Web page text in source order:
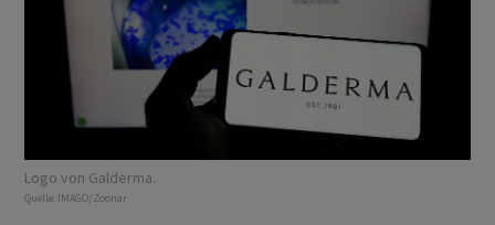
Logo von Galderma.
Quelle: IMAGO/Zoonar